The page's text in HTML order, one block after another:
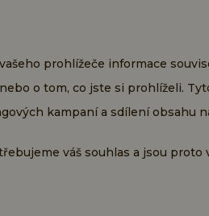
prohlížeče informace
o tom, co jste si prohlíželi.
kampaní a sdílení obsahu
váš souhlas a jsou proto